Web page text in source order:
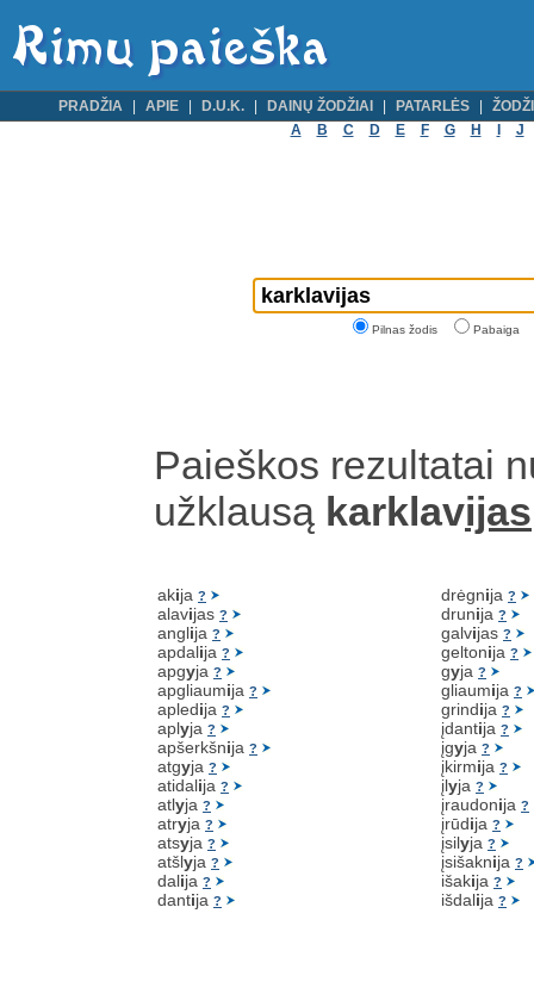
PRADŽIA APIE D.U.K. DAINŲ ŽODŽIAI PATARLĖS
A
B C D E F G H J
Pilnas žodis Pabaiga
Paieškos rezultatai
užklausą karklavijas
akija ?
alavijas ?
anglija ?
apdalija ?
apgyja ?
apgliaumija ?
apledija ?
aplyja ?
apšerkšnija ?
atgyja ?
atidalija ?
atlyja ?
atryja ?
atsyja ?
atšlyja ?
dalija ?
dantija ?
drėgnija ?
drunija ?
galvijas ?
geltonija ?
gyja ?
gliaumija ?
grindija ?
įdantija ?
įgyja ?
įkirmija ?
įlyja ?
įraudonija ?
įrūdija ?
įsilyja ?
įsišaknija ?
išakija ?
išdalija ?